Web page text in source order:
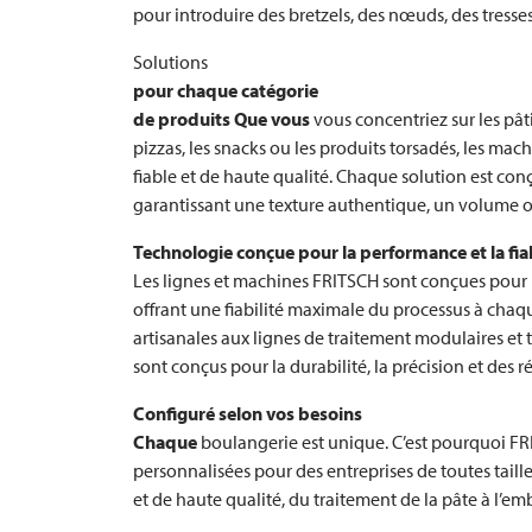
pour introduire des bretzels, des nœuds, des
Solutions
pour chaque catégorie
de produits Que vousvous concentriez sur les
pizzas, les snacks ou les produits torsadés, les
fiable et de haute qualité. Chaque solution est
garantissant une texture authentique, un volume
Technologie conçue pour la performance et la
Les lignes et machines FRITSCHsont conçues
offrant une fiabilité maximale du processus à
artisanales aux lignes de traitement modulaires et
sont conçus pour la durabilité, la précision et des
Configuré selon vos besoins
Chaque boulangerie est unique. C’est pourquoi
personnalisées pour des entreprises de toutes
et de haute qualité, du traitement de la pâte à